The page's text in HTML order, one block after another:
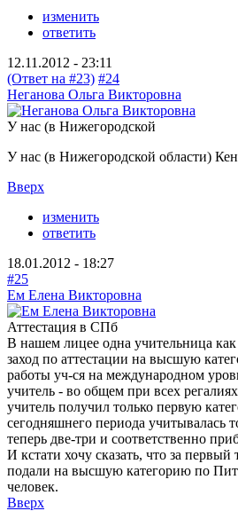
изменить
ответить
12.11.2012 - 23:11
(Ответ на #23) #24
Неганова Ольга Викторовна
У нас (в Нижегородской
У нас (в Нижегородской области)
Вверх
изменить
ответить
18.01.2012 - 18:27
#25
Ем Елена Викторовна
Аттестация в СПб
В нашем лицее одна учительница
заход по аттестации на высшую
работы уч-ся на международном
учитель - во общем при всех
учитель получил только первую
сегодняшнего периода учитывалась
теперь две-три и соответственно
И кстати хочу сказать, что за первый
подали на высшую категорию по
человек.
Вверх